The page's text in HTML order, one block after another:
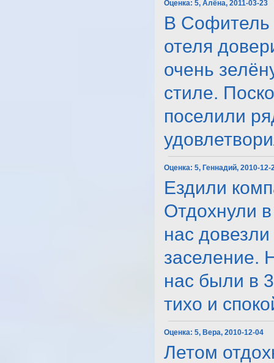
Оценка:5, Алёна, 2011-03-23
В Софитель
отеля
очень
стиле.
поселили
Оценка:5, Геннадий, 2010-12-
Ездили
Отдохнули
нас
заселение.
нас были в
тихо и
Оценка:5, Вера, 2010-12-04
Летом